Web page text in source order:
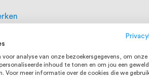
analyse van onze bezoekersgegevens, om onze
inhoud te tonen en om jou een
Voor meer informatie over de cookies die we